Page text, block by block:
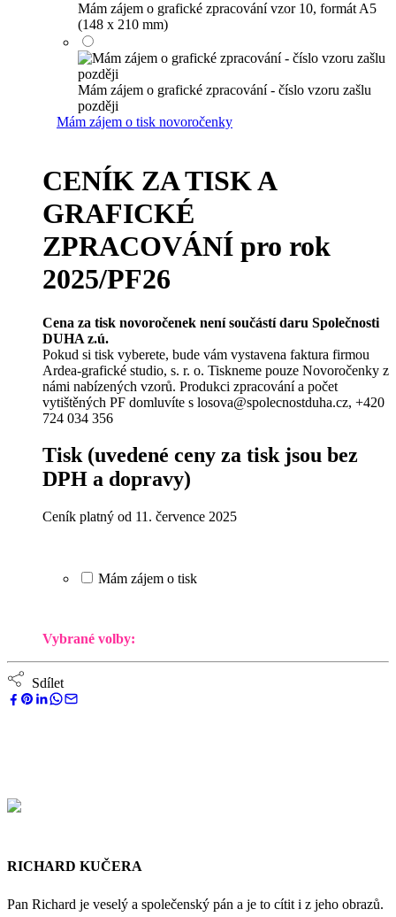
Mám zájem o grafické zpracování vzor 10, formát A5
(148 x 210 mm)
Mám zájem o grafické zpracování - číslo vzoru zašlu
později
Mám zájem o tisk novoročenky
CENÍK ZA TISK A
GRAFICKÉ
ZPRACOVÁNÍ pro rok
2025/PF26
Cena za tisk novoročenek není součástí daru Společnosti
DUHA z.ú.
Pokud si tisk vyberete, bude vám vystavena faktura firmou
Ardea-grafické studio, s. r. o. Tiskneme pouze Novoročenky z
námi nabízených vzorů. Produkci zpracování a počet
vytištěných PF domluvíte s losova@spolecnostduha.cz, +420
724 034 356
Tisk(uvedené ceny za tisk jsou bez
DPH a dopravy)
Ceník platný od 11. července 2025
Mám zájem o tisk
Vybrané volby:
Sdílet
RICHARD KUČERA
Pan Richard je veselý a společenský pán a je to cítit i z jeho obrazů.